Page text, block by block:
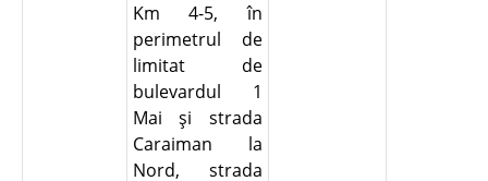
Km 4-5, în
perimetrul de
limitat de
bulevardul 1
Mai şi strada
Caraiman la
Nord, strada